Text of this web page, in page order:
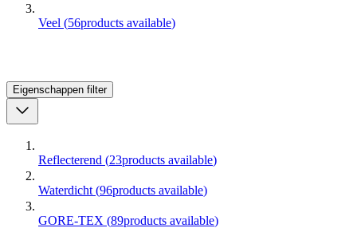
Veel (56products available)
Eigenschappen filter
Reflecterend (23products available)
Waterdicht (96products available)
GORE-TEX (89products available)